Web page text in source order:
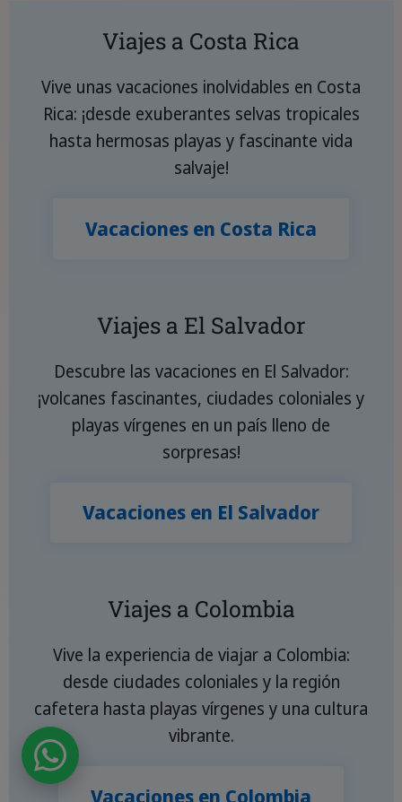
Viajes a Costa Rica
Vive unas vacaciones inolvidables en Costa
Rica: ¡desde exuberantes selvas tropicales
hasta hermosas playas y fascinante vida
salvaje!
Vacaciones en Costa Rica
Viajes a El Salvador
Descubre las vacaciones en El Salvador:
¡volcanes fascinantes, ciudades coloniales y
playas vírgenes en un país lleno de
sorpresas!
Vacaciones en El Salvador
Viajes a Colombia
Vive la experiencia de viajar a Colombia:
desde ciudades coloniales y la región
cafetera hasta playas vírgenes y una cultura
vibrante.
Vacaciones en Colombia